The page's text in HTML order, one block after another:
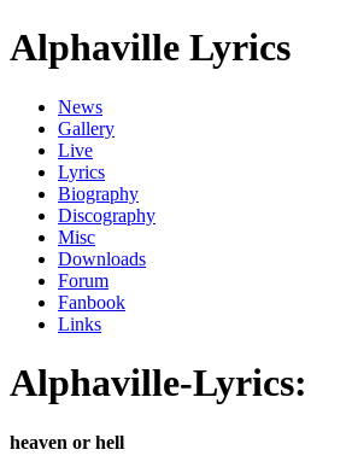
Alphaville Lyrics
News
Gallery
Live
Lyrics
Biography
Discography
Misc
Downloads
Forum
Fanbook
Links
Alphaville-Lyrics:
heaven or hell